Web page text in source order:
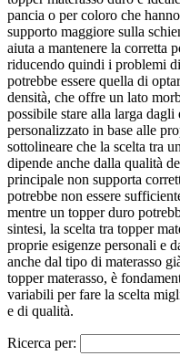
pancia o per coloro che
supporto maggiore sulla
aiuta a mantenere la corretta
riducendo quindi i problemi
potrebbe essere quella di
densità, che offre un lato
possibile stare alla larga
personalizzato in base alle
sottolineare che la scelta tra
dipende anche dalla qualità
principale non supporta
potrebbe non essere
mentre un topper duro
sintesi, la scelta tra topper
proprie esigenze personali e
anche dal tipo di materasso
topper materasso, è
variabili per fare la scelta
e di qualità.
Ricerca per: